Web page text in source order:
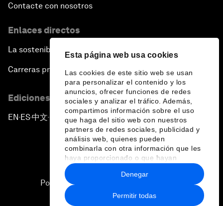
Esta página web usa cookies
Las cookies de este sitio web se usan
para personalizar el contenido y los
anuncios, ofrecer funciones de redes
sociales y analizar el tráfico. Además,
compartimos información sobre el uso
que haga del sitio web con nuestros
partners de redes sociales, publicidad y
análisis web, quienes pueden
combinarla con otra información que les
haya proporcionado o que hayan
recopilado a partir del uso que haya
hecho de sus servicios.
Permitir todas
Denegar
Contacte con nosotros
Enlaces directos
La sostenibilidad en el Foro
Carreras profesionales
Ediciones en otros idiomas
EN ▪ES▪中文▪ 日本語
Política de privacidad y normas de uso
Sitemap